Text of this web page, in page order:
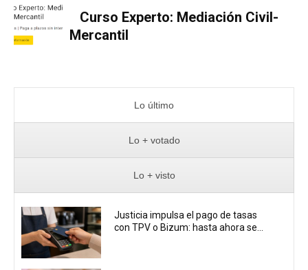
Curso Experto: Mediación Civil-
Mercantil
Lo último
Lo + votado
Lo + visto
Justicia impulsa el pago de tasas
con TPV o Bizum: hasta ahora se...